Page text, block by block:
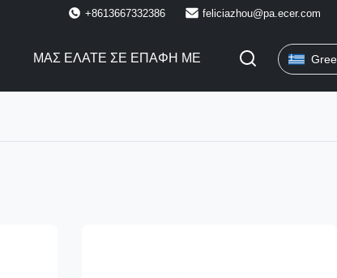
+8613667332386 feliciazhou@pa.ecer.com
ΜΑΣ ΕΛΆΤΕ ΣΕ ΕΠΑΦΉ ΜΕ